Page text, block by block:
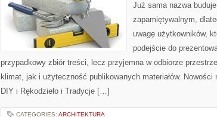
Już sama nazwa
zapamiętywalnym,
uwagę użytkowników,
podejście do
przypadkowy zbiór treści, lecz przyjemna w odbiorze
klimat, jak i użyteczność publikowanych materiałów.
DIY i Rękodzieło i Tradycje […]
CATEGORIES: ARCHITEKTURA